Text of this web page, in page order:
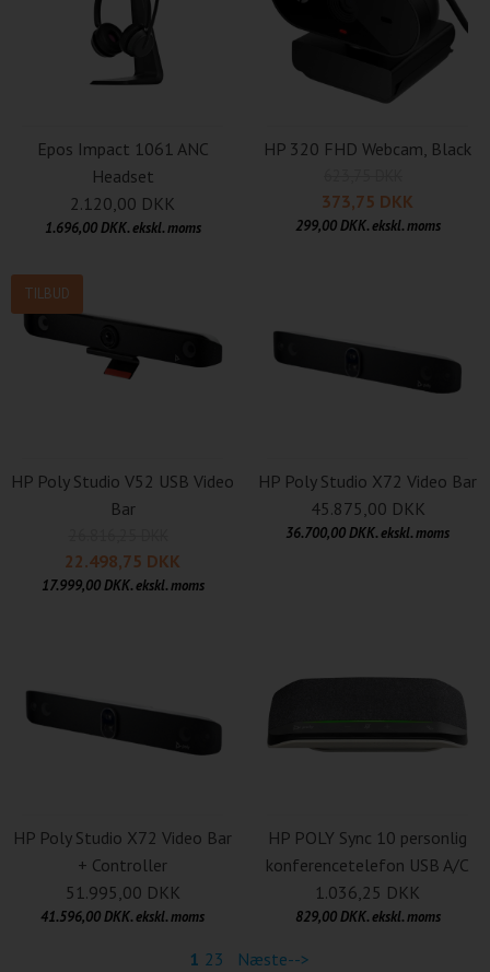
Epos Impact 1061 ANC
Headset
2.120,00 DKK
1.696,00 DKK. ekskl. moms
HP 320 FHD Webcam, Black
373,75 DKK
299,00 DKK. ekskl. moms
TILBUD
HP Poly Studio V52 USB Video
Bar
22.498,75 DKK
17.999,00 DKK. ekskl. moms
HP Poly Studio X72 Video Bar
45.875,00 DKK
36.700,00 DKK. ekskl. moms
HP Poly Studio X72 Video Bar
+ Controller
51.995,00 DKK
41.596,00 DKK. ekskl. moms
HP POLY Sync 10 personlig
konferencetelefon USB A/C
1.036,25 DKK
829,00 DKK. ekskl. moms
1 23 Næste-->